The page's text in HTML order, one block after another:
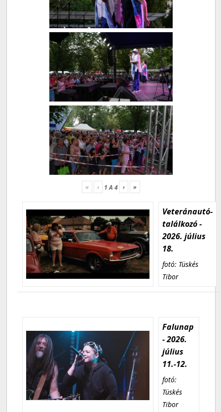
« ‹ 1A 4 › »
Veteránautó-
találkozó -
2026. július
18.
fotó: Tüskés
Tibor
Falunap
- 2026.
július
11.-12.
fotó:
Tüskés
Tibor